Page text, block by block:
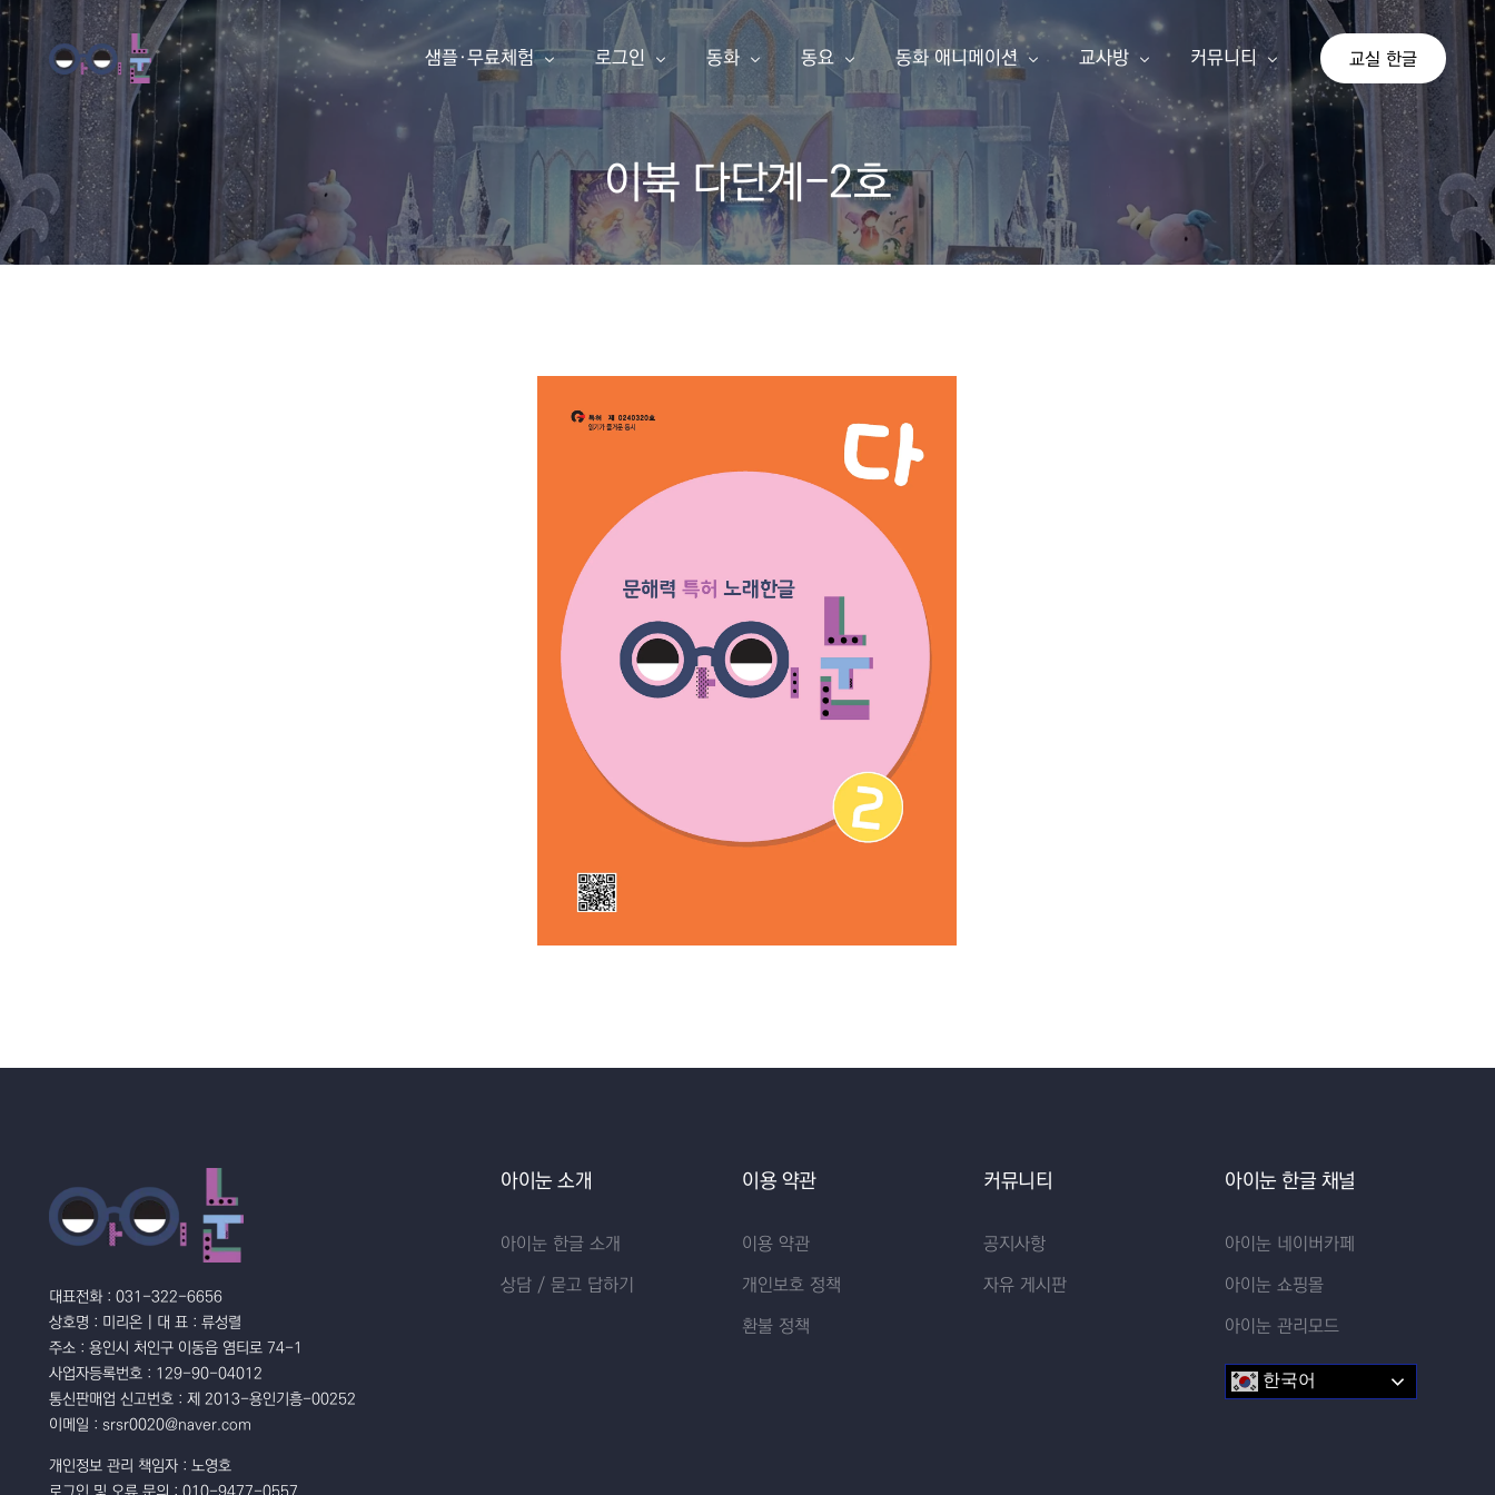
샘플·무료체험
한글 동화책 샘플
영어 동화책 샘플
동요
동요 샘플
아이눈 소개
로그인
동화책 만들기
내 동화책
구독 신청
동화
아이눈 이북
한글 동화책
영어 동화책
동요
아이눈 음악
주니어 싱어
동화 애니메이션
아이눈 동영상
동화 애니메이션
교사방
교사 등업신청
교실 한글
커뮤니티
공지사항
자유게시판
기존 게시판
교실 한글
이북 다단계-2호
대표전화 : 031-322-6656
상호명 : 미리온 | 대 표 : 류성렬
주소 : 용인시 처인구 이동읍 염티로 74-1
사업자등록번호 : 129-90-04012
통신판매업 신고번호 : 제 2013-용인기흥-00252
이메일 : srsr0020@naver.com
개인정보 관리 책임자 : 노영호
아이눈 소개
아이눈 한글 소개
상담 / 묻고 답하기
이용 약관
이용 약관
개인보호 정책
환불 정책
커뮤니티
공지사항
자유 게시판
아이눈 한글 채널
아이눈 네이버카페
아이눈 쇼핑몰
아이눈 관리모드
한국어